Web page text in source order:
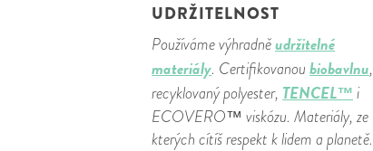
UDRŽITELNOST
Používáme výhradněudržitelné
materiály. Certifikovanoubiobavlnu,
recyklovaný polyester, TENCEL™ i
ECOVERO™ viskózu. Materiály, ze
kterých cítíš respekt k lidem a planetě.